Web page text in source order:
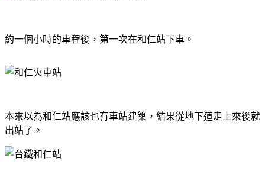
約一個小時的車程後，第一次在和仁站下車。
本來以為和仁站應該也有車站建築，結果從地下道走上來後就
出站了。